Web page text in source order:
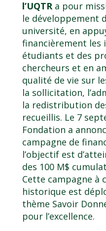
l’UQTRa pour
le développement
université, en
financièrement les
étudiants et des
chercheurs et en
qualité de vie sur
la sollicitation,
la redistribution
recueillis. Le 7
Fondation a
campagne de
l’objectif est
des 100 M$
Cette campagne à
historique est
thème Savoir
pour l’excellence.